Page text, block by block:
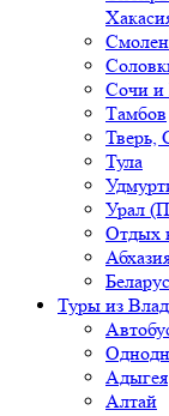
Сочи и
Тамбов
Тверь,
Тула
Урал
Отдых
Туры из
Адыгея
Алтай